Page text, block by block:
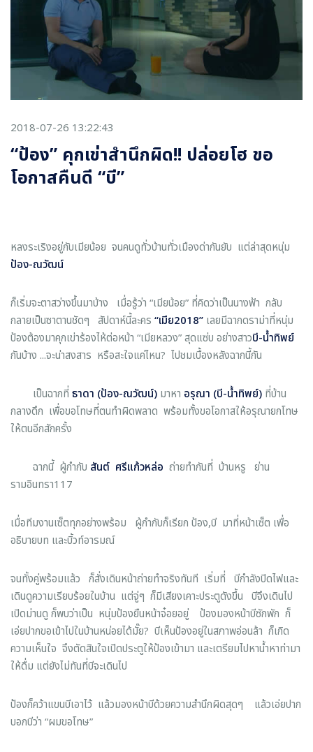
2018-07-26 13:22:43
“ป้อง” คุกเข่าสำนึกผิด!! ปล่อยโฮ ขอ
โอกาสคืนดี “บี”
หลงระเริงอยู่กับเมียน้อย จนคนดูทั่วบ้านทั่วเมืองด่ากันยับ แต่ล่าสุดหนุ่ม
ป้อง-ณวัฒน์
ก็เริ่มจะตาสว่างขึ้นมาบ้าง เมื่อรู้ว่า “เมียน้อย” ที่คิดว่าเป็นนางฟ้า กลับ
กลายเป็นซาตานชัดๆ สัปดาห์นี้ละคร “เมีย2018” เลยมีฉากดราม่าที่หนุ่ม
ป้องต้องมาคุกเข่าร้องไห้ต่อหน้า “เมียหลวง” สุดแซ่บ อย่างสาวบี-น้ำทิพย์
กันบ้าง ...จะน่าสงสาร หรือสะใจแค่ไหน? ไปชมเบื้องหลังฉากนี้กัน
เป็นฉากที่ ธาดา (ป้อง-ณวัฒน์) มาหา อรุณา (บี-น้ำทิพย์) ที่บ้าน
กลางดึก เพื่อขอโทษที่ตนทำผิดพลาด พร้อมทั้งขอโอกาสให้อรุณายกโทษ
ให้ตนอีกสักครั้ง
ฉากนี้ ผู้กำกับ สันต์ ศรีแก้วหล่อ ถ่ายทำกันที่ บ้านหรู ย่าน
รามอินทรา117
เมื่อทีมงานเซ็ตทุกอย่างพร้อม ผู้กำกับก็เรียก ป้อง,บี มาที่หน้าเซ็ต เพื่อ
อธิบายบท และบิ้วท์อารมณ์
จนทั้งคู่พร้อมแล้ว ก็สั่งเดินหน้าถ่ายทำจริงทันที เริ่มที่ บีกำลังปิดไฟและ
เดินดูความเรียบร้อยในบ้าน แต่จู่ๆ ก็มีเสียงเคาะประตูดังขึ้น บีจึงเดินไป
เปิดม่านดู ก็พบว่าเป็น หนุ่มป้องยืนหน้าจ๋อยอยู่ ป้องมองหน้าบีซักพัก ก็
เอ่ยปากขอเข้าไปในบ้านหน่อยได้มั๊ย? บีเห็นป้องอยู่ในสภาพอ่อนล้า ก็เกิด
ความเห็นใจ จึงตัดสินใจเปิดประตูให้ป้องเข้ามา และเตรียมไปหาน้ำหาท่ามา
ให้ดื่ม แต่ยังไม่ทันที่บีจะเดินไป
ป้องก็คว้าแขนบีเอาไว้ แล้วมองหน้าบีด้วยความสำนึกผิดสุดๆ แล้วเอ่ยปาก
บอกบีว่า “ผมขอโทษ”